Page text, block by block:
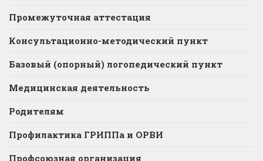
Промежуточная аттестация
Консультационно-методический пункт
Базовый (опорный) логопедический пункт
Медицинская деятельность
Родителям
Профилактика ГРИППа и ОРВИ
Профсоюзная организация